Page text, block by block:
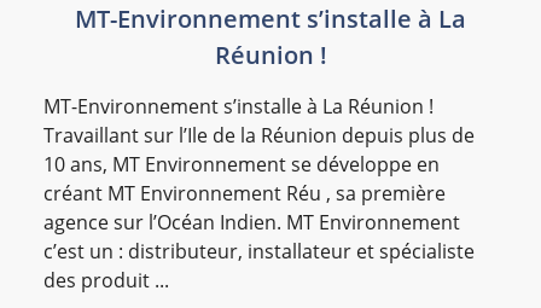
#RSE
#RSMA-R
#salle de reunion
#SAV CANON #SBA
#seminaires residentiels
#service
#solyval
#Sondages
#SOREMIR
#spa
#spa cinq mondes
#stations-service TOTAL
#stockage
#Stratégie du Bon Achat Réunion
#SUCRE
#sunkaz #TeamBuilding
#termites
#Ticket CESU
#Ticket Kadeos Infini
MT-Environnement s’installe à La
Réunion !
MT-Environnement s’installe à La Réunion !
Travaillant sur l’Ile de la Réunion depuis plus de
10 ans, MT Environnement se développe en
créant MT Environnement Réu , sa première
agence sur l’Océan Indien. MT Environnement
c’est un : distributeur, installateur et spécialiste
des produit ...